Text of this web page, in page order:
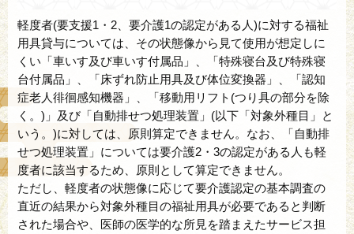
軽度者(要支援1・2、要介護1の認定がある人)に対する福祉
用具貸与については、その状態像から見て使用が想定しに
くい「車いす及び車いす付属品」、「特殊寝台及び特殊寝
台付属品」、「床ずれ防止用具及び体位変換器」、「認知
症老人徘徊感知機器」、「移動用リフト(つり具の部分を除
く。)」及び「自動排せつ処理装置」(以下「対象外種目」と
いう。)に対しては、原則算定できません。なお、「自動排
せつ処理装置」については要介護2・3の認定がある人も軽
度者に該当するため、原則として算定できません。
ただし、軽度者の状態像に応じて要介護認定の基本調査の
直近の結果から対象外種目の福祉用具が必要であると判断
された場合や、医師の医学的な所見を踏まえたサービス担